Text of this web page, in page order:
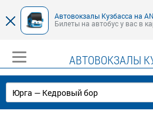
Автовокзалы Кузбасса на
Билеты на автобус у вас в
АВТОВОКЗАЛЫ